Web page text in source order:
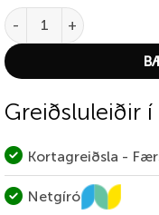
Flæðarmús quantity
Greiðsluleiðir
Kortagreiðsla -
Netgíró